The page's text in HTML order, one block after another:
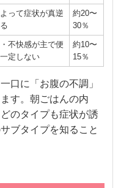
って症状が真逆
約20〜
30％
不快感が主で便
定しない
約10〜
15％
口に「お腹の不調」
す。朝ごはんの内
のタイプも症状が誘
ブタイプを知ること